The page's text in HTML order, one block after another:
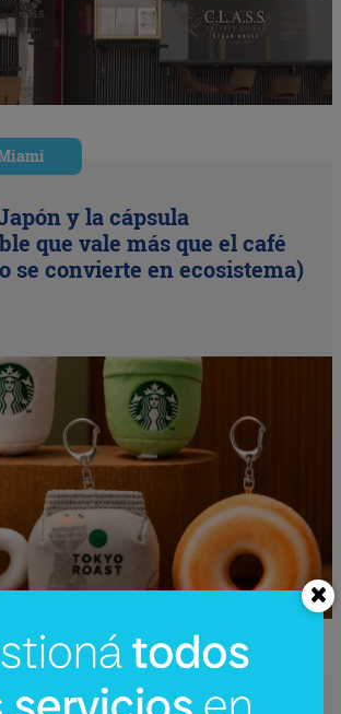
y la cápsula
que vale más que el café
se convierte en ecosistema)